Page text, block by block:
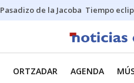
Pasadizo de la Jacoba Tiempo
ORTZADAR AGENDA